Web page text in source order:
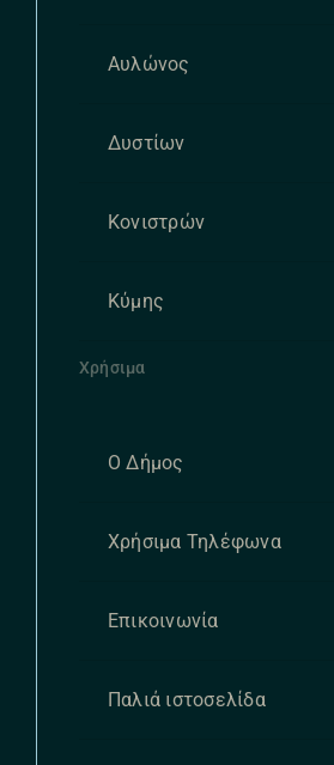
Αυλώνος
Δυστίων
Κονιστρών
Κύμης
Χρήσιμα
Ο Δήμος
Χρήσιμα Τηλέφωνα
Επικοινωνία
Παλιά ιστοσελίδα